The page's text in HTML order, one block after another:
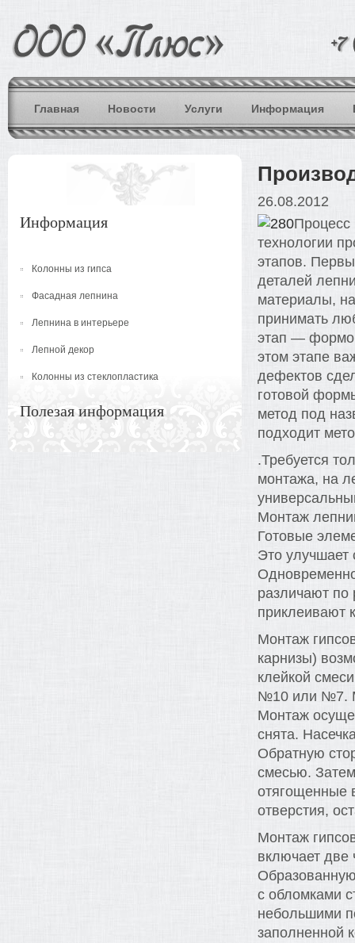
Главная Новости Услуги Информация
Информация
Колонны из гипса
Фасадная лепнина
Лепнина в интерьере
Лепной декор
Колонны из стеклопластика
Полезая информация
26.08.2012
Процесс
технологии
этапов.
деталей
материалы,
принимать
этап —
этом этапе
дефектов
готовой
метод под
подходит
.Требуется
монтажа, на
Монтаж
Готовые
Это улучшает
различают по
приклеивают
Монтаж
карнизы)
клейкой
№10 или №7.
Монтаж
снята.
Обратную
смесью.
отягощенные
отверстия,
Монтаж
включает две
с обломками
небольшими
заполненной